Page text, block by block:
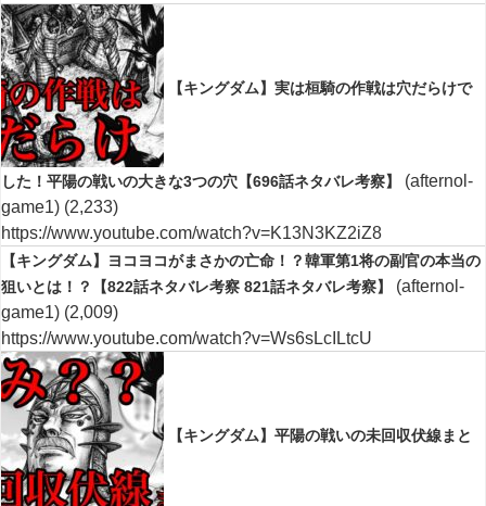
【キングダム】実は桓騎の作戦は穴だらけで
した！平陽の戦いの大きな3つの穴【696話ネタバレ考察】
(afternol-
game1) (2,233)
https://www.youtube.com/watch?v=K13N3KZ2iZ8
【キングダム】ヨコヨコがまさかの亡命！？韓軍第1将の副官の本当の
狙いとは！？【822話ネタバレ考察 821話ネタバレ考察】
(afternol-
game1) (2,009)
https://www.youtube.com/watch?v=Ws6sLcILtcU
【キングダム】平陽の戦いの未回収伏線まと